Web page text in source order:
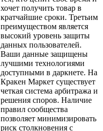
хочет получить товар в
кратчайшие сроки. Третьим
преимуществом является
высокий уровень защиты
данных пользователей.
Ваши данные защищены
лучшими технологиями
доступными в даркнете. На
Кракен Маркет существует
четкая система арбитража и
решения споров. Наличие
правил сообщества
позволяет минимизировать
риск столкновения с